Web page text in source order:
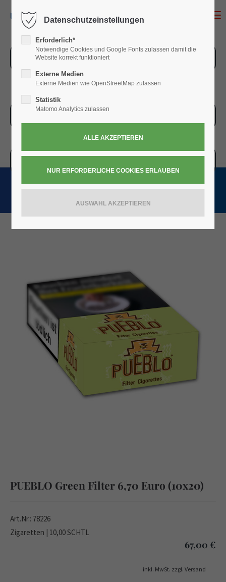
ZUR ÜBERSICHT
PUEBLO Green Filter 6,70 Euro (10x20)
Art.Nr.: 78226
Zigaretten | 10,00 SCHTL
67,00 €
inkl. MwSt. zzgl. Versand
Datenschutzeinstellungen
Erforderlich*
Notwendige Cookies und Google Fonts zulassen damit die
Website korrekt funktioniert
Externe Medien
Externe Medien wie OpenStreetMap zulassen
Statistik
Matomo Analytics zulassen